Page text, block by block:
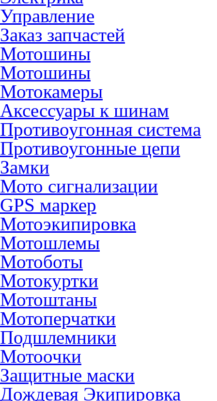
Управление
Заказ запчастей
Мотошины
Мотошины
Мотокамеры
Аксессуары к шинам
Противоугонная система
Противоугонные цепи
Замки
Мото сигнализации
GPS маркер
Мотоэкипировка
Мотошлемы
Мотоботы
Мотокуртки
Мотоштаны
Мотоперчатки
Подшлемники
Мотоочки
Защитные маски
Дождевая Экипировка